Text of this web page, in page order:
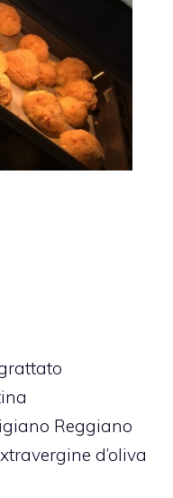
Reggiano
d’oliva